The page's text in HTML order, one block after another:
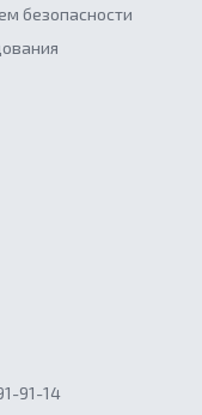
безопасности
91-14